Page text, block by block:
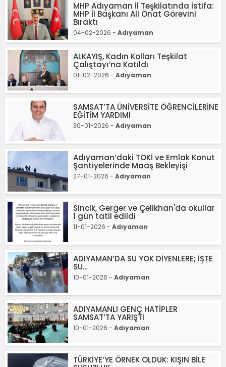
MHP Adıyaman İl Teşkilatında İstifa:
MHP İl Başkanı Ali Önat Görevini
Bıraktı
04-02-2026 - Adıyaman
ALKAYIŞ, Kadın Kolları Teşkilat
Çalıştayı’na Katıldı
01-02-2026 - Adıyaman
SAMSAT’TA ÜNİVERSİTE ÖĞRENCİLERİNE
EĞİTİM YARDIMI
30-01-2026 - Adıyaman
Adıyaman’daki TOKİ ve Emlak Konut
Şantiyelerinde Maaş Bekleyişi
27-01-2026 - Adıyaman
Sincik, Gerger ve Çelikhan'da okullar
1 gün tatil edildi
11-01-2026 - Adıyaman
ADIYAMAN’DA SU YOK DİYENLERE; İŞTE
SU…
10-01-2026 - Adıyaman
ADIYAMANLI GENÇ HATİPLER
SAMSAT’TA YARIŞTI
10-01-2026 - Adıyaman
TÜRKİYE’YE ÖRNEK OLDUK: KIŞIN BİLE